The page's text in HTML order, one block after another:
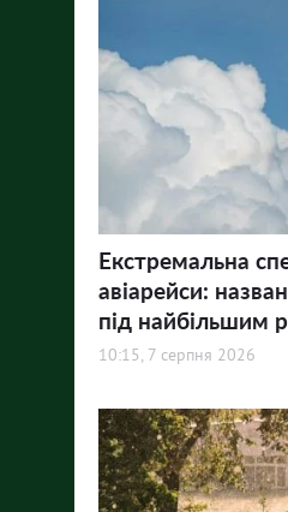
Екстремальна
авіарейси:
під найбільшим
10:15, 7 серпня 2026